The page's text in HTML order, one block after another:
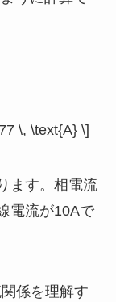
\, \text{A} \]
ます。相電流
電流が10Aで
係を理解す